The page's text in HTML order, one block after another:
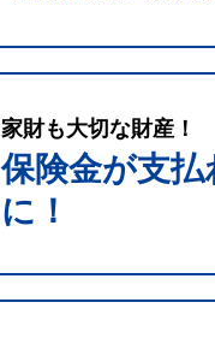
家財も大切な財産！
保険金が支
に！